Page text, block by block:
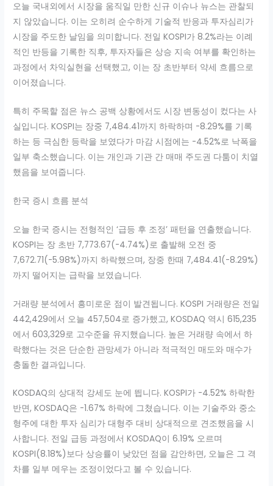
오늘 국내외에서 시장을 움직일 만한 신규 이슈나 뉴스는 관찰되
지 않았습니다. 이는 오히려 순수하게 기술적 반응과 투자심리가
시장을 주도한 날임을 의미합니다. 전일 KOSPI가 8.2%라는 이례
적인 반등을 기록한 직후, 투자자들은 상승 지속 여부를 확인하는
과정에서 차익실현을 선택했고, 이는 장 초반부터 약세 흐름으로
이어졌습니다.
특히 주목할 점은 뉴스 공백 상황에서도 시장 변동성이 컸다는 사
실입니다. KOSPI는 장중 7,484.41까지 하락하며 -8.29%를 기록
하는 등 극심한 등락을 보였다가 마감 시점에는 -4.52%로 낙폭을
일부 축소했습니다. 이는 개인과 기관 간 매매 주도권 다툼이 치열
했음을 보여줍니다.
한국 증시 흐름 분석
오늘 한국 증시는 전형적인 ‘급등 후 조정’ 패턴을 연출했습니다.
KOSPI는 장 초반 7,773.67(-4.74%)로 출발해 오전 중
7,672.71(-5.98%)까지 하락했으며, 장중 한때 7,484.41(-8.29%)
까지 떨어지는 급락을 보였습니다.
거래량 분석에서 흥미로운 점이 발견됩니다. KOSPI 거래량은 전일
442,429에서 오늘 457,504로 증가했고, KOSDAQ 역시 615,235
에서 603,329로 고수준을 유지했습니다. 높은 거래량 속에서 하
락했다는 것은 단순한 관망세가 아니라 적극적인 매도와 매수가
충돌한 결과입니다.
KOSDAQ의 상대적 강세도 눈에 띕니다. KOSPI가 -4.52% 하락한
반면, KOSDAQ은 -1.67% 하락에 그쳤습니다. 이는 기술주와 중소
형주에 대한 투자 심리가 대형주 대비 상대적으로 견조했음을 시
사합니다. 전일 급등 과정에서 KOSDAQ이 6.19% 오르며
KOSPI(8.18%)보다 상승률이 낮았던 점을 감안하면, 오늘은 그 격
차를 일부 메우는 조정이었다고 볼 수 있습니다.